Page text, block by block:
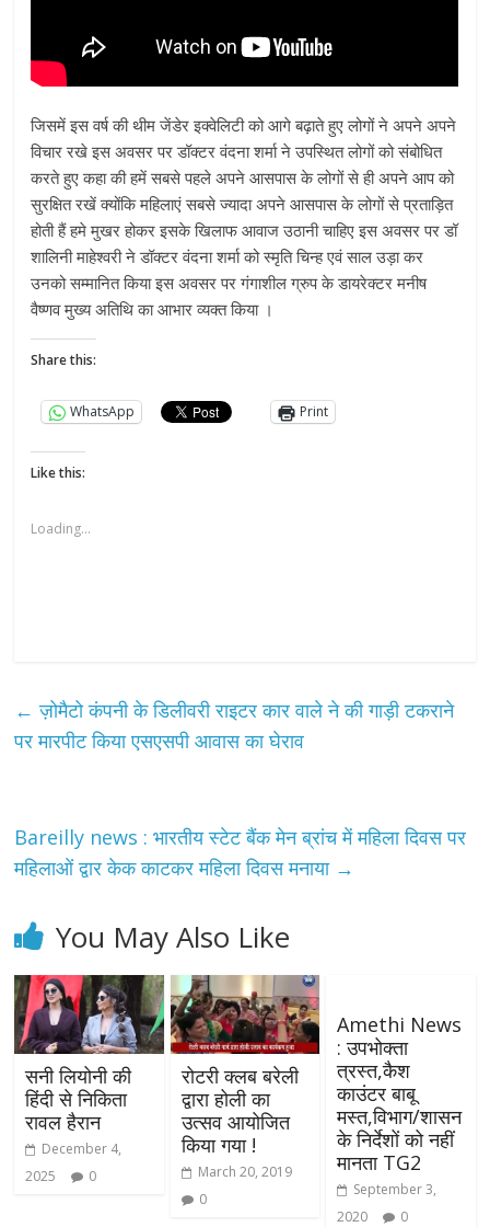
जिसमें इस वर्ष की थीम जेंडेर इक्वेलिटी को आगे बढ़ाते हुए लोगों ने अपने अपने
विचार रखे इस अवसर पर डॉक्टर वंदना शर्मा ने उपस्थित लोगों को संबोधित
करते हुए कहा की हमें सबसे पहले अपने आसपास के लोगों से ही अपने आप को
सुरक्षित रखें क्योंकि महिलाएं सबसे ज्यादा अपने आसपास के लोगों से प्रताड़ित
होती हैं हमे मुखर होकर इसके खिलाफ आवाज उठानी चाहिए इस अवसर पर डॉ
शालिनी माहेश्वरी ने डॉक्टर वंदना शर्मा को स्मृति चिन्ह एवं साल उड़ा कर
उनको सम्मानित किया इस अवसर पर गंगाशील ग्रुप के डायरेक्टर मनीष
वैष्णव मुख्य अतिथि का आभार व्यक्त किया ।
Share this:
WhatsApp Print
Like this:
Loading...
← ज़ोमैटो कंपनी के डिलीवरी राइटर कार वाले ने की गाड़ी टकराने
पर मारपीट किया एसएसपी आवास का घेराव
Bareilly news : भारतीय स्टेट बैंक मेन ब्रांच में महिला दिवस पर
महिलाओं द्वार केक काटकर महिला दिवस मनाया →
You May Also Like
सनी लियोनी की
हिंदी से निकिता
रावल हैरान
December 4,
2025
0
रोटरी क्लब बरेली
द्वारा होली का
उत्सव आयोजित
किया गया !
March 20, 2019
0
Amethi News
: उपभोक्ता
त्रस्त,कैश
काउंटर बाबू
मस्त,विभाग/शासन
के निर्देशों को नहीं
मानता TG2
September 3,
2020
0